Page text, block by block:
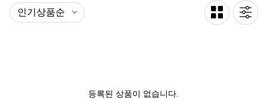
등록된 상품이 없습니다.